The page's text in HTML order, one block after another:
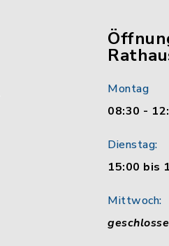
Montag
08:30 -
Dienstag:
15:00 bis
Mittwoch: